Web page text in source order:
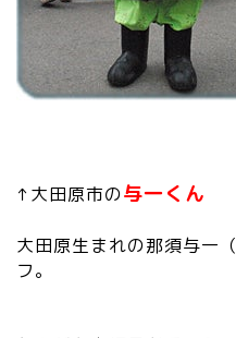
↑大田原市の与一くん
大田原生まれの那須与一
フ。